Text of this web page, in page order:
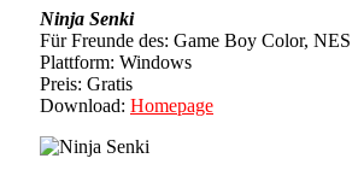
Ninja Senki
Für Freunde des: Game Boy Color, NES
Plattform: Windows
Preis: Gratis
Download: Homepage